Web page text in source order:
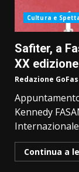
Cultura e
Safiter, a
XX edizione
Redazione
Kennedy
Continua a